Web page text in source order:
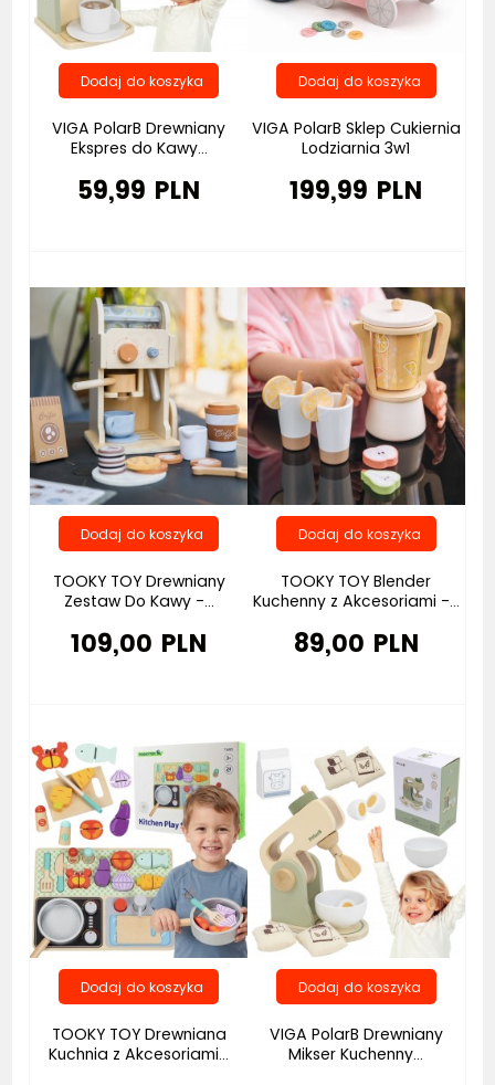
VIGA PolarB Drewniany
Ekspres do Kawy...
59,99 PLN
VIGA PolarB Sklep Cukiernia
Lodziarnia 3w1
199,99 PLN
TOOKY TOY Drewniany
Zestaw Do Kawy -...
109,00 PLN
TOOKY TOY Blender
Kuchenny z Akcesoriami -...
89,00 PLN
TOOKY TOY Drewniana
Kuchnia z Akcesoriami...
VIGA PolarB Drewniany
Mikser Kuchenny...